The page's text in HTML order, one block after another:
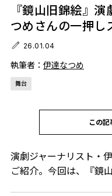
『鏡山旧錦絵』
つめさんの一押し
26.01.04
執筆者： 伊達なつめ
舞台
この記
演劇ジャーナリスト・
ご紹介。今回は、『鏡